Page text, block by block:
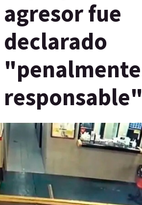
agresor fue
declarado
"penalmente
responsable"